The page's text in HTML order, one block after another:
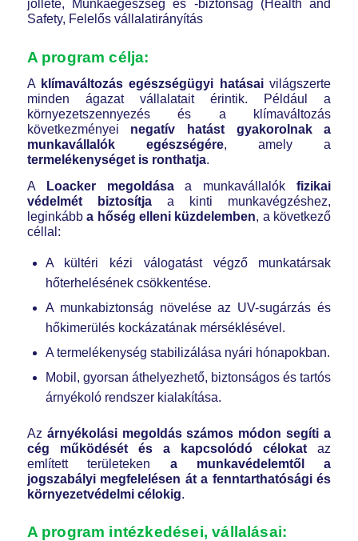
jólléte, Munkaegészség és -biztonság (Health and
Safety, Felelős vállalatirányítás
A program célja:
A klímaváltozás egészségügyi hatásaivilágszerte
minden ágazat vállalatait érintik. Például a
környezetszennyezés és a klímaváltozás
következményei negatív hatást gyakorolnak a
munkavállalók egészségére, amely a
termelékenységet is ronthatja.
A
Loacker megoldásaa munkavállalókfizikai
védelmét biztosítjaa kinti munkavégzéshez,
leginkábba hőség elleni küzdelemben, a következő
céllal:
A kültéri kézi válogatást végző munkatársak
hőterhelésének csökkentése.
A munkabiztonság növelése az UV-sugárzás és
hőkimerülés kockázatának mérséklésével.
A termelékenység stabilizálása nyári hónapokban.
Mobil, gyorsan áthelyezhető, biztonságos és tartós
árnyékoló rendszer kialakítása.
Az árnyékolási megoldás számos módon segíti a
cég működését és a kapcsolódó célokat az
említett területeken a munkavédelemtől a
jogszabályi megfelelésen át a fenntarthatósági és
környezetvédelmi célokig.
A program intézkedései, vállalásai: